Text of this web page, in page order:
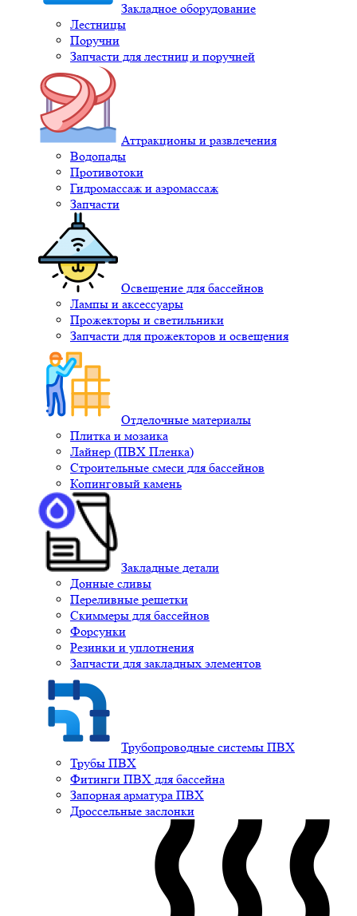
Закладное оборудование
Лестницы
Поручни
Запчасти для лестниц и поручней
Аттракционы и развлечения
Водопады
Противотоки
Гидромассаж и аэромассаж
Запчасти
Освещение для бассейнов
Лампы и аксессуары
Прожекторы и светильники
Запчасти для прожекторов и освещения
Отделочные материалы
Плитка и мозаика
Лайнер (ПВХ Пленка)
Строительные смеси для бассейнов
Копинговый камень
Закладные детали
Донные сливы
Переливные решетки
Скиммеры для бассейнов
Форсунки
Резинки и уплотнения
Запчасти для закладных элементов
Трубопроводные системы ПВХ
Трубы ПВХ
Фитинги ПВХ для бассейна
Запорная арматура ПВХ
Дроссельные заслонки